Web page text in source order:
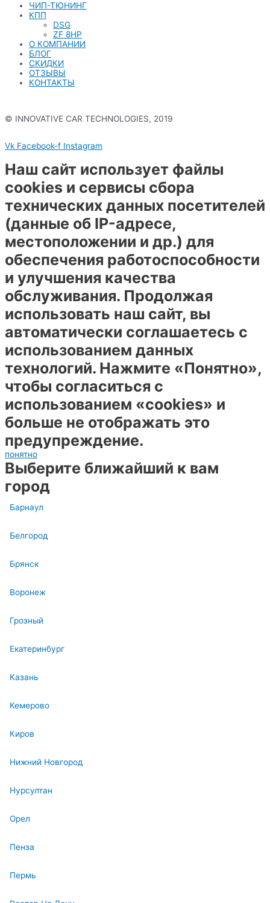
ЧИП-ТЮНИНГ
КПП
DSG
ZF 8HP
О КОМПАНИИ
БЛОГ
СКИДКИ
ОТЗЫВЫ
КОНТАКТЫ
© INNOVATIVE CAR TECHNOLOGIES, 2019
Vk Facebook-f Instagram
Наш сайт использует файлы
cookies и сервисы сбора
технических данных посетителей
(данные об IP-адресе,
местоположении и др.) для
обеспечения работоспособности
и улучшения качества
обслуживания. Продолжая
использовать наш сайт, вы
автоматически соглашаетесь с
использованием данных
технологий. Нажмите «Понятно»,
чтобы согласиться с
использованием «cookies» и
больше не отображать это
предупреждение.
понятно
Выберите ближайший к вам
город
Барнаул
Белгород
Брянск
Воронеж
Грозный
Екатеринбург
Казань
Кемерово
Киров
Нижний Новгород
Нурсултан
Орел
Пенза
Пермь